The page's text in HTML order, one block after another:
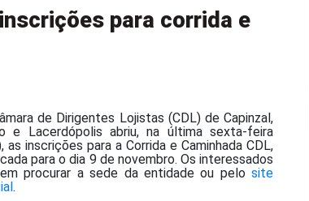
para corrida e
de Dirigentes Lojistas (CDL) de Capinzal,
e Lacerdópolis abriu, na última sexta-feira
as inscrições para a Corrida e Caminhada CDL,
para o dia 9 de novembro. Os interessados
procurar a sede da entidade ou pelo site
.